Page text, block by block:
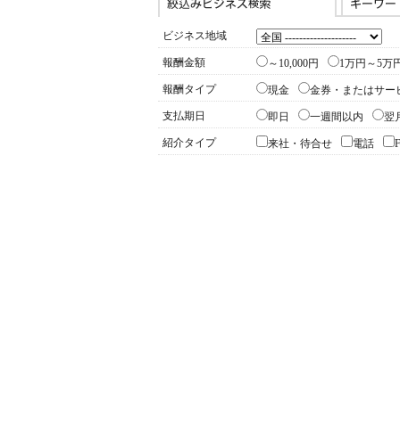
ビジネス地域
報酬金額 ～10,000円 1万円～5万
報酬タイプ 現金 金券・またはサー
支払期日 即日 一週間以内 翌
紹介タイプ 来社・待合せ 電話